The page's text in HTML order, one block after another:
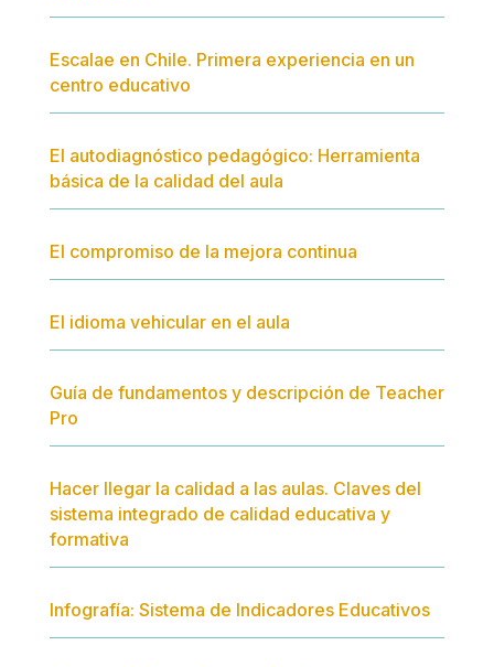
Escalae en Chile. Primera experiencia en un
centro educativo
El autodiagnóstico pedagógico: Herramienta
básica de la calidad del aula
El compromiso de la mejora continua
El idioma vehicular en el aula
Guía de fundamentos y descripción de Teacher
Pro
Hacer llegar la calidad a las aulas. Claves del
sistema integrado de calidad educativa y
formativa
Infografía: Sistema de Indicadores Educativos